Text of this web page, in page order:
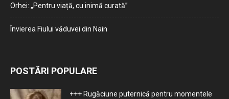
Orhei: „Pentru viață, cu inimă curată”
Învierea Fiului văduvei din Nain
POSTĂRI POPULARE
+++ Rugăciune puternică pentru momentele